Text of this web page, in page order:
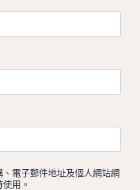
電子郵件地址及個人網站網
用。